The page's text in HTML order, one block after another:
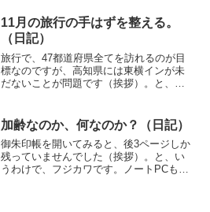
るわけですけれども、ここで書くべきこ
とではないのでと線引はきっち...
11月の旅行の手はずを整える。
（日記）
旅行で、47都道府県全てを訪れるのが目
標なのですが、高知県には東横インが未
だないことが問題です（挨拶）。と、い
のお箸を、さっそく食事に使い始めたの
ですが、先が尖っていな...
加齢なのか、何なのか？（日記）
御朱印帳を開いてみると、後3ページしか
残っていませんでした（挨拶）。と、い
うわけで、フジカワです。ノートPCも充